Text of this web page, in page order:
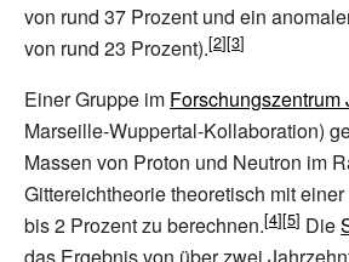
von rund 37 Prozent und ein
von rund 23 Prozent).
Einer Gruppe im Forschungszentrum
Marseille-Wuppertal-Kollaboration)
Massen von Proton und Neutron im
Gittereichtheorie theoretisch mit
bis 2 Prozent zu berechnen.
Die